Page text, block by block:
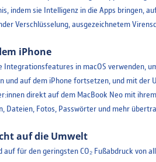
indem sie Intelligenz in die Apps bringen,
Verschlüsselung, ausgezeichnetem
iPhone
Integrationsfeatures in macOS verwenden,
und auf dem iPhone fortsetzen, und mit der
direkt auf dem MacBook Neo mit
Dateien, Fotos, Passwörter und mehr
auf die Umwelt
auf für den geringsten CO₂ Fußabdruck